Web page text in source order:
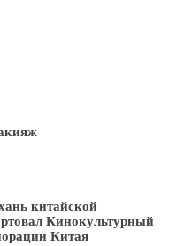
китайской
Кинокультурный
Китая